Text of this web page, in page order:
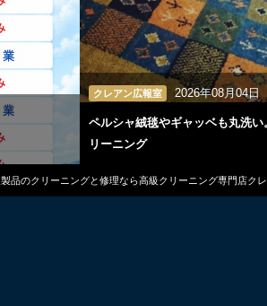
クレアン広報室 2026年08月04日
ペルシャ絨毯やギャッベも丸洗
リーニング
品のクリーニングと修理なら高級クリーニング専門店ク